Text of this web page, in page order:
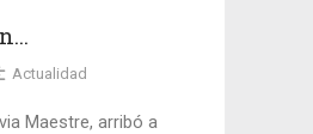
Actualidad
Maestre, arribó a